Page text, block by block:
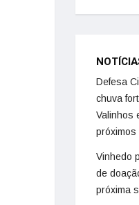
Defesa
chuva
Valinhos
próximos
Vinhedo
de
próxima